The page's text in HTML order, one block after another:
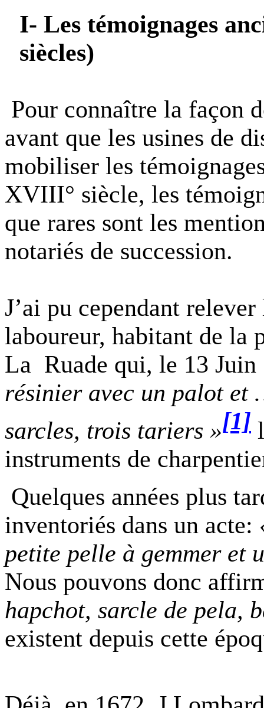
I- Les témoignages
siècles)
Pour connaître la façon
avant que les usines de
mobiliser les
XVIII° siècle, les
que rares sont les
notariés de succession.
J’ai pu cependant
laboureur, habitant de la
La Ruade qui, le 13 Juin
résinier avec un palot et
sarcles, trois tariers »[1]
instruments de
Quelques années plus
inventoriés dans un acte:
petite pelle à gemmer et
Nous pouvons donc
hapchot, sarcle de pela,
existent depuis cette